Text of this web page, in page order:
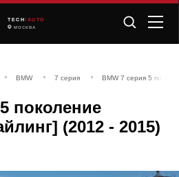
TECH /AUTO
МОСКВА
BMW 7 серия BMW 7 серия 5
поколение
(2012 - 2015)